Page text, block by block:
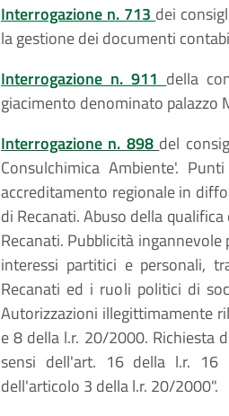
Interrogazione n. 713 dei
la gestione dei documenti
Interrogazione n. 911 della
giacimento denominato palazzo
Interrogazione n. 898 del
Consulchimica Ambiente'.
accreditamento regionale in
di Recanati. Abuso della
Recanati. Pubblicità
interessi partitici e personali,
Recanati ed i ruoli politici di
Autorizzazioni illegittimamente
e 8 della l.r. 20/2000. Richiesta
sensi dell'art. 16 della l.r. 16
dell'articolo 3 della l.r. 20/2000".